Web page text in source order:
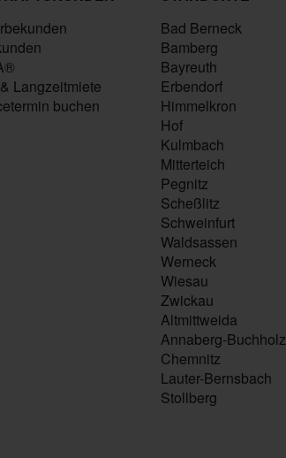
Langzeitmiete
buchen
Bad Berneck
Bamberg
Bayreuth
Erbendorf
Himmelkron
Hof
Kulmbach
Mitterteich
Pegnitz
Scheßlitz
Schweinfurt
Waldsassen
Werneck
Wiesau
Zwickau
Altmittweida
Annaberg-Buchholz
Chemnitz
Lauter-Bernsbach
Stollberg